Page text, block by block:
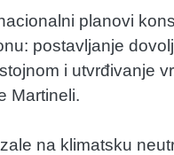
planovi
postavljanje
i utvrđivanje
Martineli.
na klimatsku